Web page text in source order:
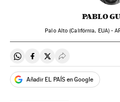
PABLO
Palo Alto (Califórnia, EUA) -
Compartir en Whatsapp
Compartir en Facebook
Compartir en Twitter
Desplegar Redes
Añadir EL PAÍS en Google